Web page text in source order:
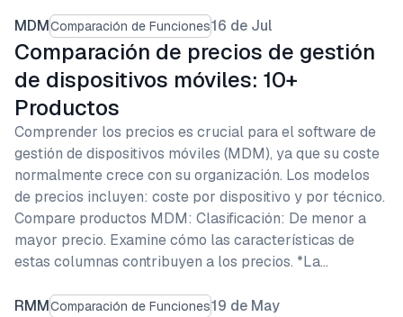
MDMComparación de Funciones16 de Jul
Comparación de precios de gestión
de dispositivos móviles: 10+
Productos
Comprender los precios es crucial para el software de
gestión de dispositivos móviles (MDM), ya que su coste
normalmente crece con su organización. Los modelos
de precios incluyen: coste por dispositivo y por técnico.
Compare productos MDM: Clasificación: De menor a
mayor precio. Examine cómo las características de
estas columnas contribuyen a los precios. *La…
RMMComparación de Funciones19 de May